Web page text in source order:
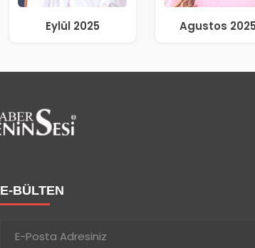
Eylül 2025 Agustos 2025
E-BÜLTEN